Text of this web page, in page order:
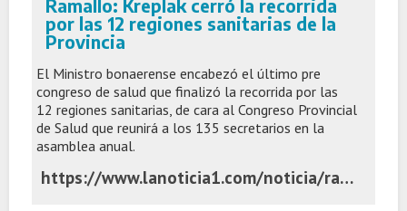
Ramallo: Kreplak cerró la recorrida
por las 12 regiones sanitarias de la
Provincia
El Ministro bonaerense encabezó el último pre
congreso de salud que finalizó la recorrida por las
12 regiones sanitarias, de cara al Congreso Provincial
de Salud que reunirá a los 135 secretarios en la
asamblea anual.
https://www.lanoticia1.com/noticia/ramallo-kreplak-cerro-la-recorrida-por-las-12-regiones-sanitarias-de-la-provincia